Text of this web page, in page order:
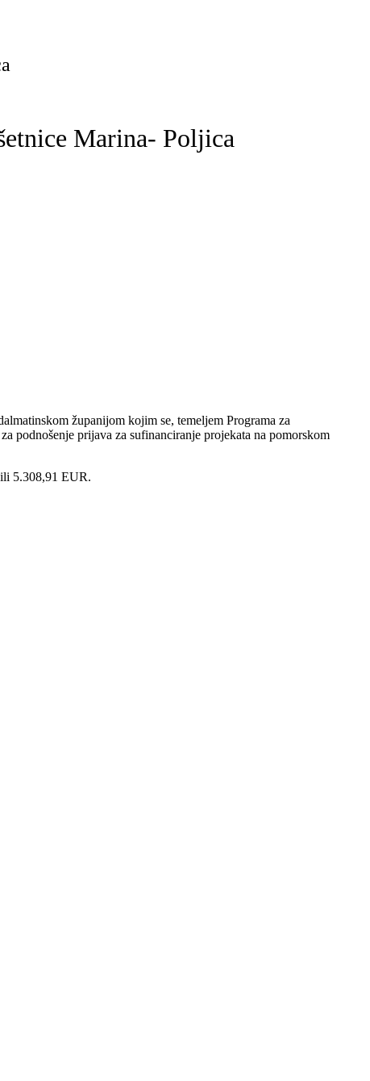
Marina- Poljica
županijom kojim se, temeljem Programa za
podnošenje prijava za sufinanciranje projekata na pomorskom
5.308,91 EUR.